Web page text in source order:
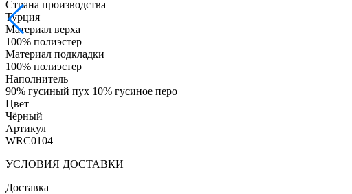
Страна производства
Турция
Материал верха
100% полиэстер
Материал подкладки
100% полиэстер
Наполнитель
90% гусиный пух 10% гусиное перо
Цвет
Чёрный
Артикул
WRC0104
УСЛОВИЯ ДОСТАВКИ
Доставка